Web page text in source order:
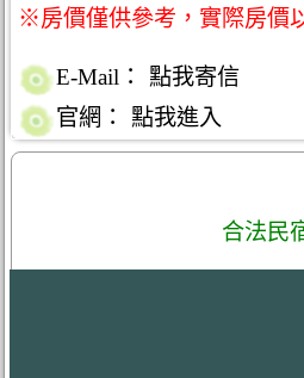
※房價僅供參考，實際房價
E-Mail：
點我寄信
官網：
點我進入
合法民